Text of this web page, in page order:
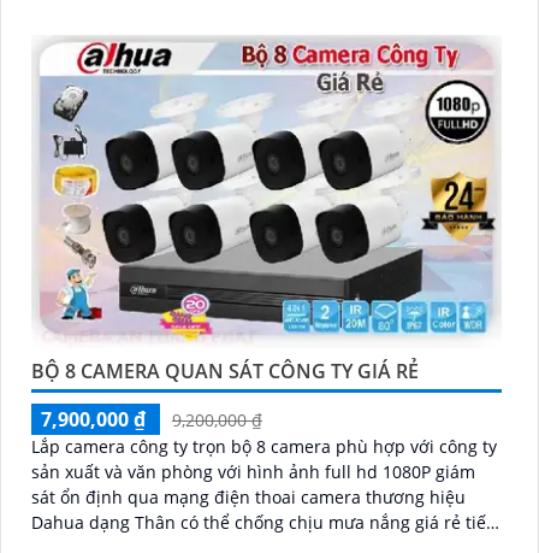
BỘ 8 CAMERA QUAN SÁT CÔNG TY GIÁ RẺ
7,900,000 ₫
9,200,000 ₫
Lắp camera công ty trọn bộ 8 camera phù hợp với công ty
sản xuất và văn phòng với hình ảnh full hd 1080P giám
sát ổn định qua mạng điện thoai camera thương hiệu
Dahua dạng Thân có thể chống chịu mưa nắng giá rẻ tiết